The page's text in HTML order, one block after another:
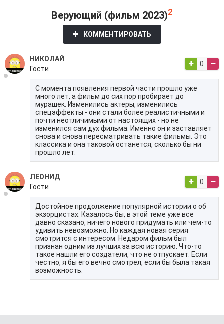
Верующий (фильм 2023)2
КОММЕНТИРОВАТЬ
НИКОЛАЙ
Гости
0
С момента появления первой части прошло уже
много лет, а фильм до сих пор пробирает до
мурашек. Изменились актеры, изменились
спецэффекты - они стали более реалистичными и
почти неотличимыми от настоящих - но не
изменился сам дух фильма. Именно он и заставляет
снова и снова пересматривать такие фильмы. Это
классика и она таковой останется, сколько бы ни
прошло лет.
ЛЕОНИД
Гости
0
Достойное продолжение популярной истории о об
экзорцистах. Казалось бы, в этой теме уже все
давно сказано, ничего нового придумать или чем-то
удивить невозможно. Но каждая новая серия
смотрится с интересом. Недаром фильм был
признан одним из лучших за всю историю. Что-то
такое нашли его создатели, что не отпускает. Если
честно, я бы его вечно смотрел, если бы была такая
возможность.